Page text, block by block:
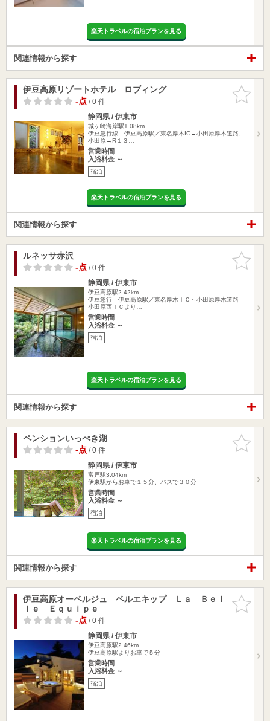
楽天トラベルの宿泊プランを見る
関連情報から探す
お気に入
りに追加
伊豆高原リゾートホテル ロブィング
-点/ 0 件
静岡県 / 伊東市
城ヶ崎海岸駅1.08km
伊豆急行線 伊豆高原駅／東名厚木IC→小田原厚木道路、
小田原→R１３…
営業時間
入浴料金 ～
宿泊
楽天トラベルの宿泊プランを見る
関連情報から探す
お気に入
りに追加
ルネッサ赤沢
-点/ 0 件
静岡県 / 伊東市
伊豆高原駅2.42km
伊豆急行 伊豆高原駅／東名厚木ＩＣ～小田原厚木道路
小田原西ＩＣより…
営業時間
入浴料金 ～
宿泊
楽天トラベルの宿泊プランを見る
関連情報から探す
お気に入
りに追加
ペンションいっぺき湖
-点/ 0 件
静岡県 / 伊東市
富戸駅3.04km
伊東駅からお車で１５分、バスで３０分
営業時間
入浴料金 ～
宿泊
楽天トラベルの宿泊プランを見る
関連情報から探す
お気に入
りに追加
伊豆高原オーベルジュ ベルエキップ Ｌａ Ｂｅｌ
ｌｅ Ｅｑｕｉｐｅ
-点/ 0 件
静岡県 / 伊東市
伊豆高原駅2.46km
伊豆高原駅よりお車で５分
営業時間
入浴料金 ～
宿泊